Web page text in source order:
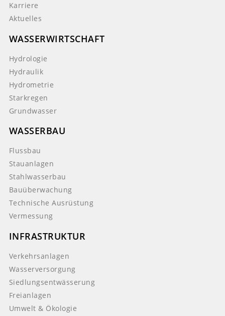
Karriere
Aktuelles
WASSERWIRTSCHAFT
Hydrologie
Hydraulik
Hydrometrie
Starkregen
Grundwasser
WASSERBAU
Flussbau
Stauanlagen
Stahlwasserbau
Bauüberwachung
Technische Ausrüstung
Vermessung
INFRASTRUKTUR
Verkehrsanlagen
Wasserversorgung
Siedlungsentwässerung
Freianlagen
Umwelt & Ökologie